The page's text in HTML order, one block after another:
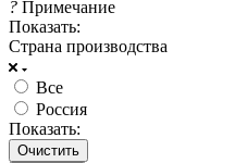
? Примечание
Показать:
Страна производства
Все
Россия
Показать:
Очистить